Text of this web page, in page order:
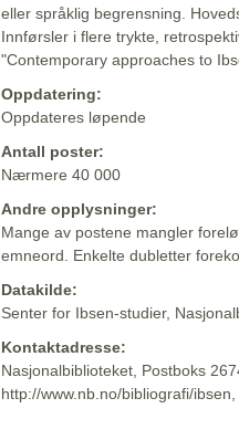
eller språklig begrensning.
Innførsler i flere trykte,
"Contemporary approaches to
Oppdatering:
Oppdateres løpende
Antall poster:
Nærmere 40 000
Andre opplysninger:
Mange av postene mangler
emneord. Enkelte dubletter
Datakilde:
Senter for Ibsen-studier,
Kontaktadresse:
Nasjonalbiblioteket, Postboks
http://www.nb.no/bibliografi/